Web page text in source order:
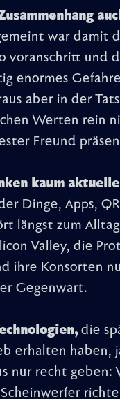
war damit
voranschritt und
enormes
aber in der
Werten rein
Freund
kaum
Dinge, Apps,
längst zum
Valley, die
ihre Konsorten
Gegenwart.
die
erhalten haben,
nur recht geben: